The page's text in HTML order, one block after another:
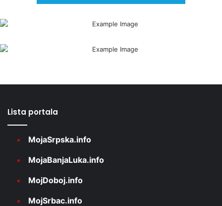
Lista portala
MojaSrpska.info
MojaBanjaLuka.info
MojDoboj.info
MojSrbac.info